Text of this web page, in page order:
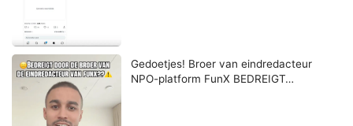
Gedoetjes! Broer van eindredacteur
NPO-platform FunX BEDREIGT…